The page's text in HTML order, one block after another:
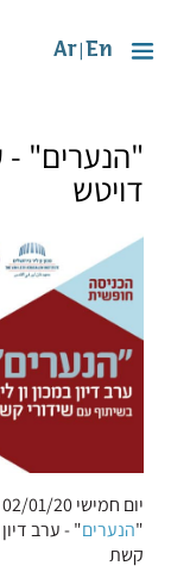
En
Ar
"הנערים" -
דויטש
יום חמישי 02/01/20
"הנערים" - ערב
קשת